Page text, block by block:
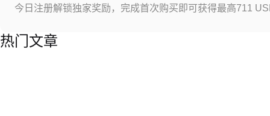
今日注册解锁独家奖励，完成首次购买即可获得最高711
热门文章